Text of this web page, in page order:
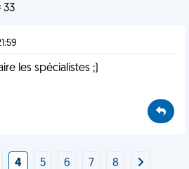
33
les spécialistes ;)
4 5 6 7 8